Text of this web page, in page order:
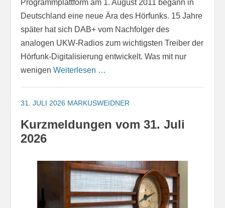
Programmplattform am 1. August 2011 begann in
Deutschland eine neue Ära des Hörfunks. 15 Jahre
später hat sich DAB+ vom Nachfolger des
analogen UKW-Radios zum wichtigsten Treiber der
Hörfunk-Digitalisierung entwickelt. Was mit nur
wenigen Weiterlesen …
31. JULI 2026 MARKUSWEIDNER
Kurzmeldungen vom 31. Juli
2026